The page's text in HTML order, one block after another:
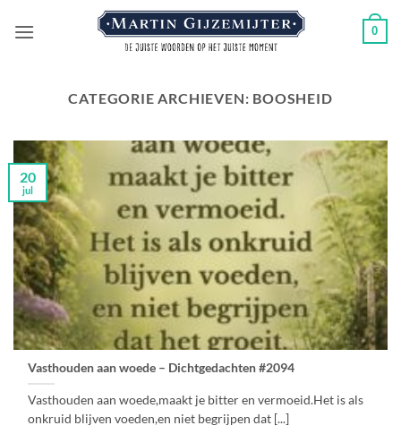
naar
0
CATEGORIE ARCHIEVEN: BOOSHEID
Vasthouden aan woede – Dichtgedachten #2094
Vasthouden aan woede,maakt je bitter en vermoeid.Het is als
onkruid blijven voeden,en niet begrijpen dat [...]
20
jul